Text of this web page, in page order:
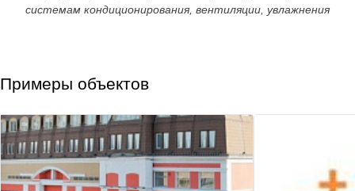
системам кондиционирования, вентиляции, увлажнения
Примеры объектов